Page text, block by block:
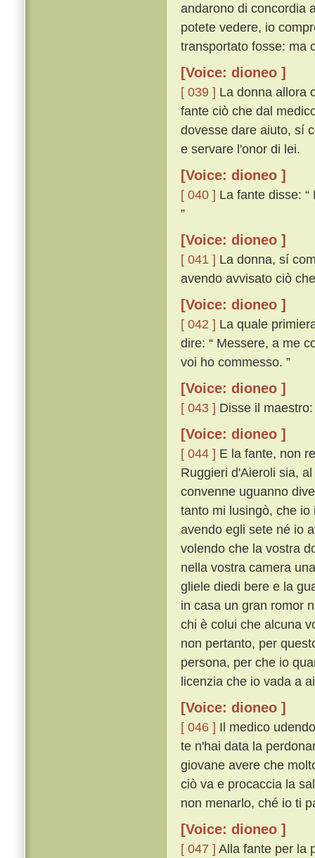
andarono di concordia
potete vedere, io
transportato fosse: ma
[Voice: dioneo ]
[ 039 ] La donna allora
fante ciò che dal
dovesse dare aiuto, sí
e servare l'onor di lei.
[Voice: dioneo ]
[ 040 ] La fante disse:
”
[Voice: dioneo ]
[ 041 ] La donna, sí
avendo avvisato ciò
[Voice: dioneo ]
[ 042 ] La quale
dire: “ Messere, a me
voi ho commesso. ”
[Voice: dioneo ]
[ 043 ] Disse il maestro:
[Voice: dioneo ]
[ 044 ] E la fante, non
Ruggieri d'Aieroli sia,
convenne uguanno
tanto mi lusingò, che
avendo egli sete né io
volendo che la vostra
nella vostra camera
gliele diedi bere e la
in casa un gran romor
chi è colui che alcuna
non pertanto, per
persona, per che io
licenzia che io vada a
[Voice: dioneo ]
[ 046 ] Il medico
te n'hai data la
giovane avere che
ciò va e procaccia la
non menarlo, ché io ti
[Voice: dioneo ]
[ 047 ] Alla fante per la